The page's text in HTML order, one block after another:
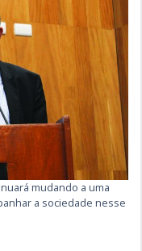
mudando a uma
a sociedade nesse